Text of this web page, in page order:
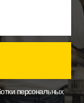
персональных